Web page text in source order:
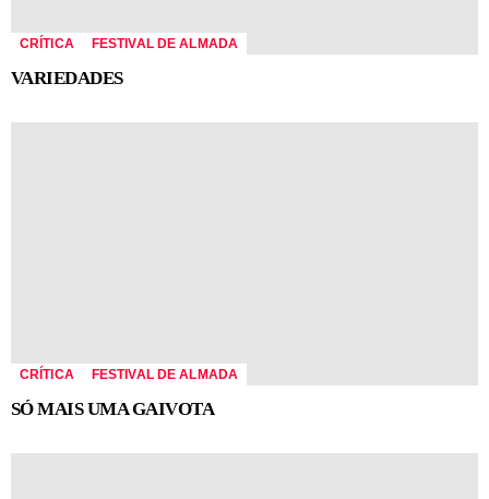
CRÍTICA FESTIVAL DE ALMADA
VARIEDADES
CRÍTICA FESTIVAL DE ALMADA
SÓ MAIS UMA GAIVOTA